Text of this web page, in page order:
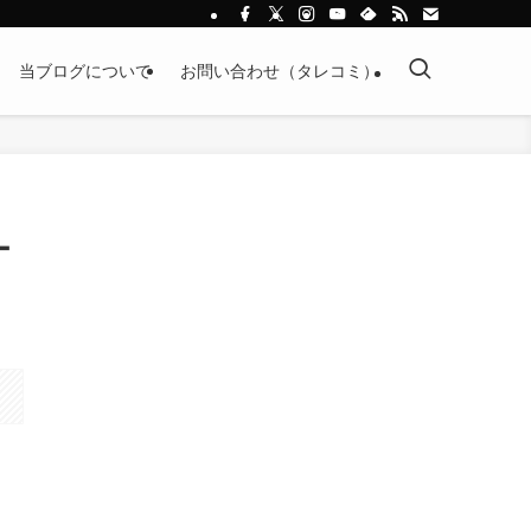
当ブログについて お問い合わせ（タレコミ）